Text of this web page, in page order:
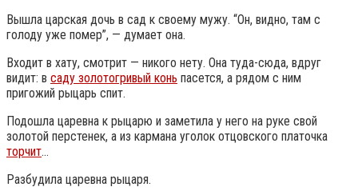
Вышла царская дочь в сад к своему мужу. “Он, видно, там с
голоду уже помер”, — думает она.
Входит в хату, смотрит — никого нету. Она туда-сюда, вдруг
видит: в саду золотогривый конь пасется, а рядом с ним
пригожий рыцарь спит.
Подошла царевна к рыцарю и заметила у него на руке свой
золотой перстенек, а из кармана уголок отцовского платочка
торчит…
Разбудила царевна рыцаря.